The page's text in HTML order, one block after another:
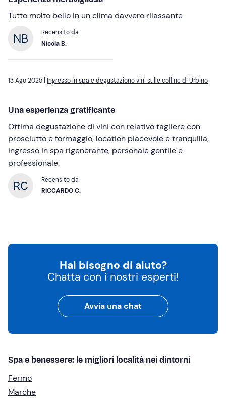
Tutto molto bello in un clima davvero rilassante
Recensito da
Nicola B.
13 Ago 2025 | Ingresso in spa e degustazione vini sulle colline di Urbino
Una esperienza gratificante
Ottima degustazione di vini con relativo tagliere con
prosciutto e formaggio, location piacevole e tranquilla,
ingresso in spa rigenerante, personale gentile e
professionale.
Recensito da
RICCARDO C.
Hai bisogno di aiuto?
Chatta con i nostri esperti!
Avvia una chat
Spa e benessere: le migliori località nei dintorni
Fermo
Marche